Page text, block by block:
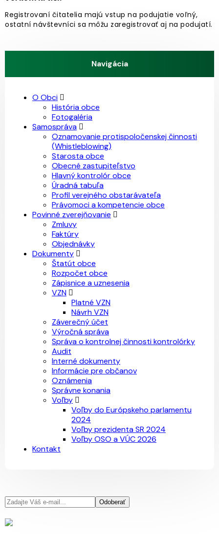
Registrovaní čitatelia majú vstup na podujatie voľný,
ostatní návštevníci sa môžu zaregistrovať aj na podujatí.
Navigácia
O Obci
História obce
Fotogaléria
Samospráva
Oznamovanie protispoločenskej činnosti
(Whistleblowing)
Starosta obce
Obecné zastupiteľstvo
Hlavný kontrolór obce
Úradná tabuľa
Profil verejného obstarávateľa
Právomoci a kompetencie obce
Povinné zverejňovanie
Zmluvy
Faktúry
Objednávky
Dokumenty
Štatút obce
Rozpočet obce
Zápisnice a uznesenia
VZN
Platné VZN
Návrh VZN
Záverečný účet
Výročná správa
Správa o kontrolnej činnosti kontrolórky
Audit
Interné dokumenty
Informácie pre občanov
Oznámenia
Správne konania
Voľby
Voľby do Európskeho parlamentu
2024
Voľby prezidenta SR 2024
Voľby OSO a VÚC 2026
Kontakt
Odoberať